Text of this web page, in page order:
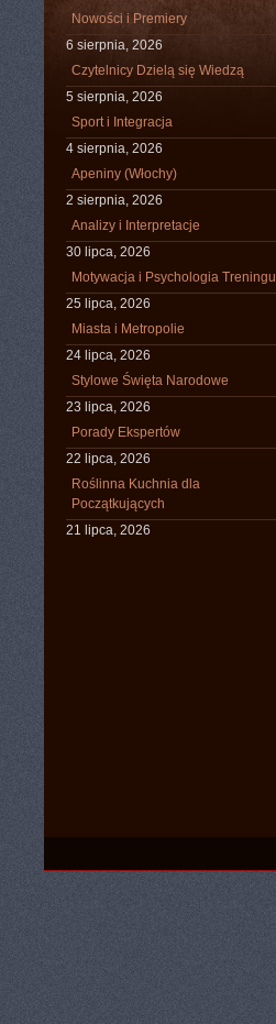
Nowości i Premiery
6 sierpnia, 2026
Czytelnicy Dzielą się Wiedzą
5 sierpnia, 2026
Sport i Integracja
4 sierpnia, 2026
Apeniny (Włochy)
2 sierpnia, 2026
Analizy i Interpretacje
30 lipca, 2026
Motywacja i Psychologia Treningu
25 lipca, 2026
Miasta i Metropolie
24 lipca, 2026
Stylowe Święta Narodowe
23 lipca, 2026
Porady Ekspertów
22 lipca, 2026
Roślinna Kuchnia dla
Początkujących
21 lipca, 2026